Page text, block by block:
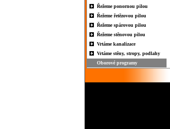
Řežeme ponornou pilou
Řežeme řetězovou pilou
Řežeme spárovou pilou
Řežeme stěnovou pilou
Vrtáme kanalizace
Vrtáme stěny, stropy, podlahy
Oborové programy